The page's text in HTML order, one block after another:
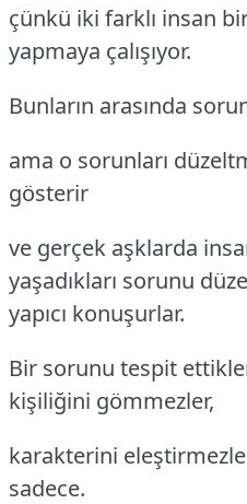
çünkü iki farklı insan
yapmaya çalışıyor.
Bunların arasında
ama o sorunları
gösterir
ve gerçek aşklarda
yaşadıkları sorunu
yapıcı konuşurlar.
Bir sorunu tespit
kişiliğini gömmezler,
karakterini
sadece.